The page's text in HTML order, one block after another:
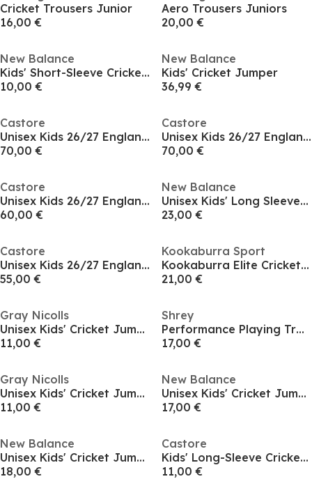
Cricket Trousers Junior
16,00 €
Aero Trousers Juniors
20,00 €
New Balance
Kids' Short-Sleeve Cricket Shirt
10,00 €
New Balance
Kids' Cricket Jumper
36,99 €
Castore
Unisex Kids 26/27 England Cricket Baselayer Top
70,00 €
Castore
Unisex Kids 26/27 England Cricket Test Shirt
70,00 €
Castore
Unisex Kids 26/27 England Cricket T20 Shirt
60,00 €
New Balance
Unisex Kids' Long Sleeve Cricket Shirt
23,00 €
Castore
Unisex Kids 26/27 England Cricket ODI Shirt
55,00 €
Kookaburra Sport
Kookaburra Elite Cricket Trouser - Junior
21,00 €
Gray Nicolls
Unisex Kids' Cricket Jumper
11,00 €
Shrey
Performance Playing Trouser Junior Jn00
17,00 €
Gray Nicolls
Unisex Kids' Cricket Jumper
11,00 €
New Balance
Unisex Kids' Cricket Jumper
17,00 €
New Balance
Unisex Kids' Cricket Jumper
18,00 €
Castore
Kids' Long-Sleeve Cricket Polo Shirt
11,00 €